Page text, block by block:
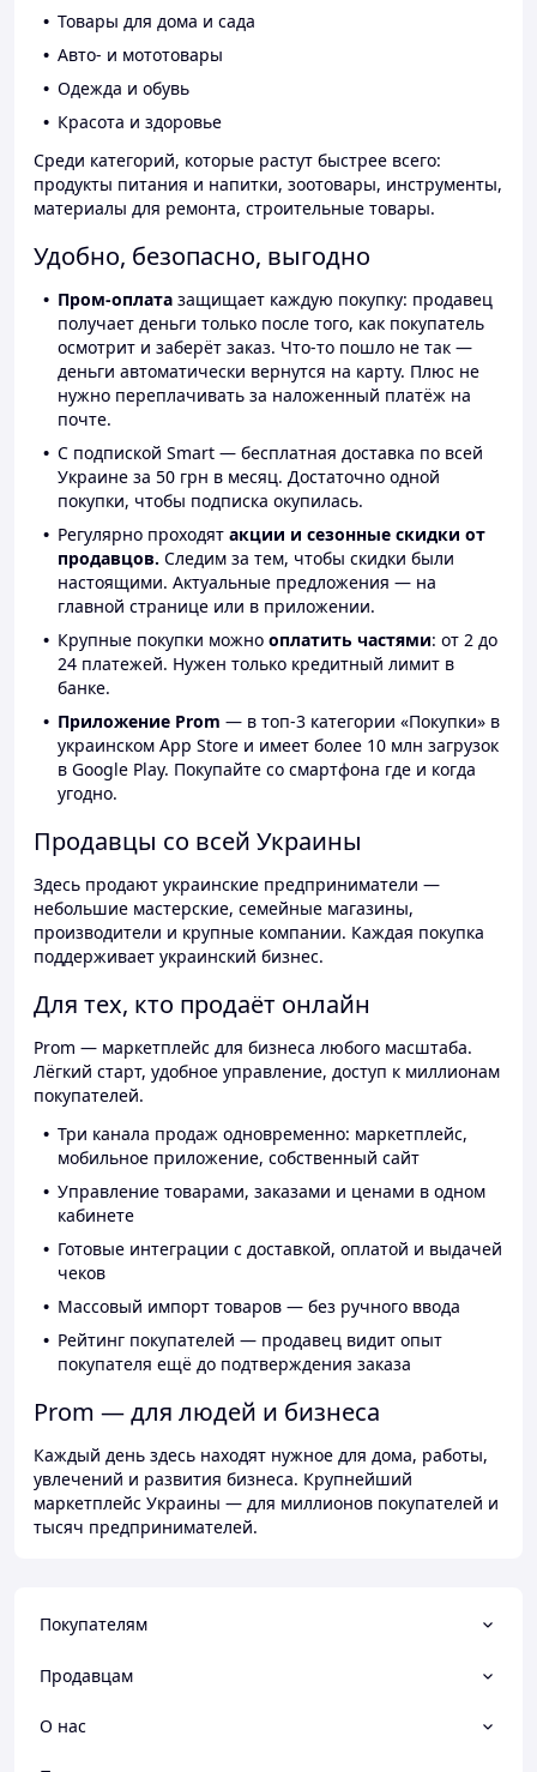
Товары для дома и сада
Авто- и мототовары
Одежда и обувь
Красота и здоровье
Среди категорий, которые растут быстрее всего:
продукты питания и напитки, зоотовары, инструменты,
материалы для ремонта, строительные товары.
Удобно, безопасно, выгодно
Пром-оплата защищает каждую покупку: продавец
получает деньги только после того, как покупатель
осмотрит и заберёт заказ. Что-то пошло не так —
деньги автоматически вернутся на карту. Плюс не
нужно переплачивать за наложенный платёж на
почте.
С подпиской Smart — бесплатная доставка по всей
Украине за 50 грн в месяц. Достаточно одной
покупки, чтобы подписка окупилась.
Регулярно проходят акции и сезонные скидки от
продавцов. Следим за тем, чтобы скидки были
настоящими. Актуальные предложения — на
главной странице или в приложении.
Крупные покупки можно оплатить частями: от 2 до
24 платежей. Нужен только кредитный лимит в
банке.
Приложение Prom — в топ-3 категории «Покупки» в
украинском App Store и имеет более 10 млн загрузок
в Google Play. Покупайте со смартфона где и когда
угодно.
Продавцы со всей Украины
Здесь продают украинские предприниматели —
небольшие мастерские, семейные магазины,
производители и крупные компании. Каждая покупка
поддерживает украинский бизнес.
Для тех, кто продаёт онлайн
Prom — маркетплейс для бизнеса любого масштаба.
Лёгкий старт, удобное управление, доступ к миллионам
покупателей.
Три канала продаж одновременно: маркетплейс,
мобильное приложение, собственный сайт
Управление товарами, заказами и ценами в одном
кабинете
Готовые интеграции с доставкой, оплатой и выдачей
чеков
Массовый импорт товаров — без ручного ввода
Рейтинг покупателей — продавец видит опыт
покупателя ещё до подтверждения заказа
Prom — для людей и бизнеса
Каждый день здесь находят нужное для дома, работы,
увлечений и развития бизнеса. Крупнейший
маркетплейс Украины — для миллионов покупателей и
тысяч предпринимателей.
Покупателям
Продавцам
О нас